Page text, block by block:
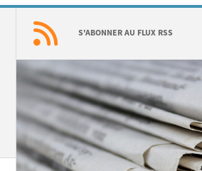
S'ABONNER AU FLUX RSS